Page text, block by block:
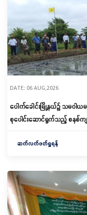
DATE: 06 AUG,2026
ပေါက်ခေါင်းမြို့နယ်၌ သမဝါ
စုပေါင်းဆောင်ရွက်သည့် စနစ်ကျ
ဆက်လက်ဖတ်ရှုရန်